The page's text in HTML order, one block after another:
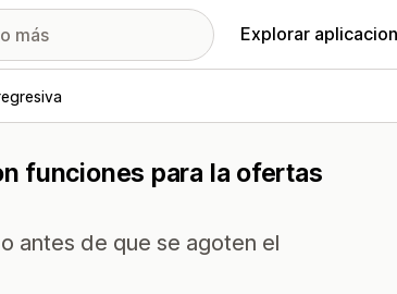
Explorar
funciones para la ofertas
antes de que se agoten el